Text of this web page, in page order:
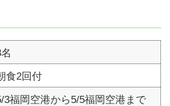
食2回付
3福岡空港から5/5福岡空港まで